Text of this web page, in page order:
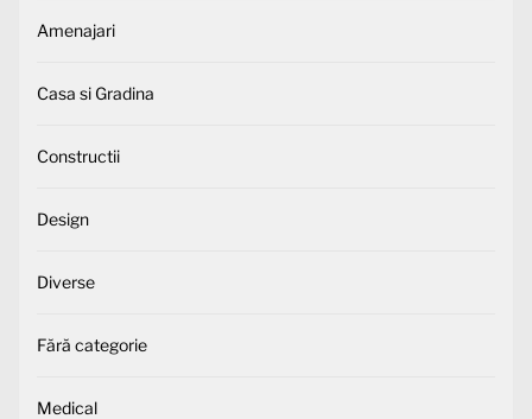
Amenajari
Casa si Gradina
Constructii
Design
Diverse
Fără categorie
Medical